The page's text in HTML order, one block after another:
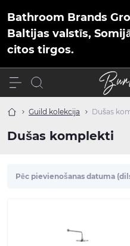
Bathroom Brands
Baltijas valstīs,
citos tirgos.
Guild kolekcija Dušas
Dušas komplekti